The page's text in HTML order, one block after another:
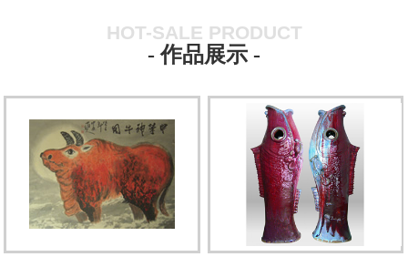
HOT-SALE PRODUCT
- 作品展示 -